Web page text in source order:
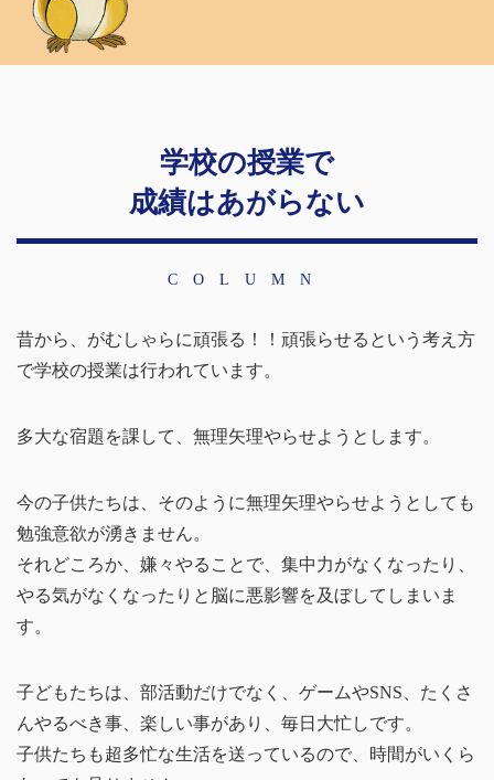
学校の授業で
成績はあがらない
COLUMN
昔から、がむしゃらに頑張る！！頑張らせるという考え方
で学校の授業は行われています。
多大な宿題を課して、無理矢理やらせようとします。
今の子供たちは、そのように無理矢理やらせようとしても
勉強意欲が湧きません。
それどころか、嫌々やることで、集中力がなくなったり、
やる気がなくなったりと脳に悪影響を及ぼしてしまいま
す。
子どもたちは、部活動だけでなく、ゲームやSNS、たくさ
んやるべき事、楽しい事があり、毎日大忙しです。
子供たちも超多忙な生活を送っているので、時間がいくら